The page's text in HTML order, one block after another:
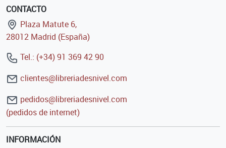
CONTACTO
Plaza Matute 6,
28012 Madrid (España)
Tel.: (+34) 91 369 42 90
clientes@libreriadesnivel.com
pedidos@libreriadesnivel.com
(pedidos de internet)
INFORMACIÓN